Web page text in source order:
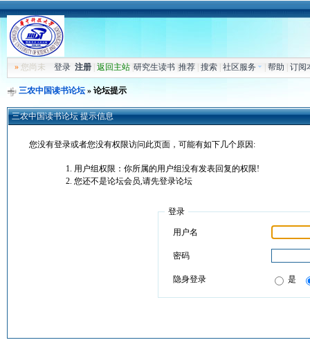
»您尚未 登录 注册| 返回主站| 研究生读书| 推荐| 搜索| 社区服务 帮助 订阅
三农中国读书论坛» 论坛提示
三农中国读书论坛 提示信息
您没有登录或者您没有权限访问此页面，可能有如下几个原因:
用户组权限：你所属的用户组没有发表回复的权限!
您还不是论坛会员,请先登录论坛
登录
用户名
密码
隐身登录 是